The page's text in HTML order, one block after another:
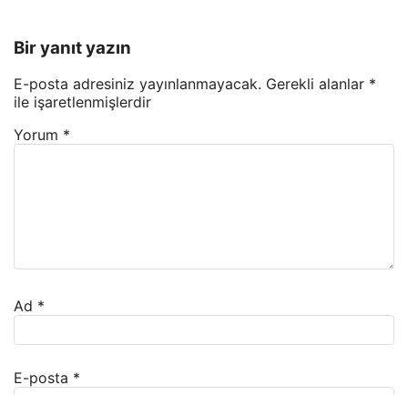
Bir yanıt yazın
E-posta adresiniz yayınlanmayacak. Gerekli alanlar *
ile işaretlenmişlerdir
Yorum *
Ad *
E-posta *